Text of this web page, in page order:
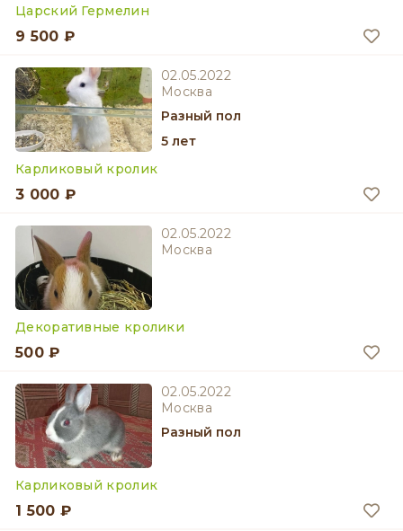
Царский Гермелин
9 500 ₽
02.05.2022
Москва
разный пол
5 лет
Карликовый кролик
3 000 ₽
02.05.2022
Москва
Декоративные кролики
500 ₽
02.05.2022
Москва
разный пол
Карликовый кролик
1 500 ₽